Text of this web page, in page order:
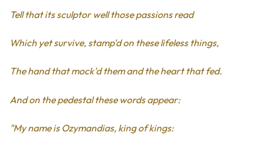
Tell that its sculptor well those passions read
Which yet survive, stamp'd on these lifeless things,
The hand that mock'd them and the heart that fed.
And on the pedestal these words appear:
"My name is Ozymandias, king of kings: